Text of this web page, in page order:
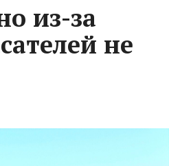
из-за
не